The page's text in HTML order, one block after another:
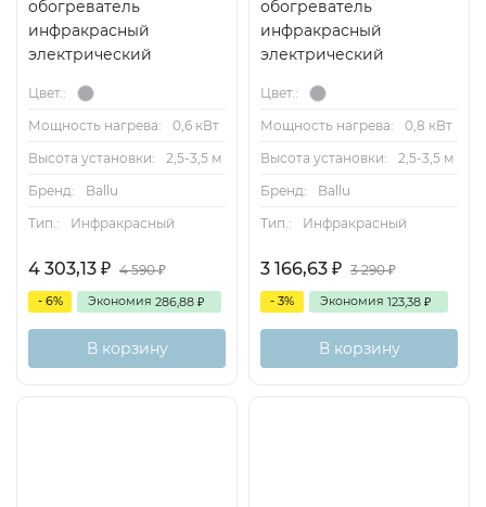
обогреватель
инфракрасный
электрический
Цвет.:
Мощность нагрева:
0,6 кВт
Высота установки:
2,5-3,5 м
Бренд:
Ballu
Тип.:
Инфракрасный
4 303,13 ₽ 4 590₽
- 6% Экономия 286,88 ₽
В корзину
обогреватель
инфракрасный
электрический
Цвет.:
Мощность нагрева:
0,8 кВт
Высота установки:
2,5-3,5 м
Бренд:
Ballu
Тип.:
Инфракрасный
3 166,63 ₽ 3 290₽
- 3% Экономия 123,38 ₽
В корзину